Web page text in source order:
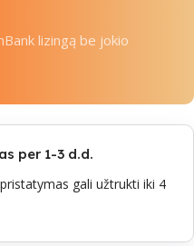
lizingą be jokio
per 1-3 d.d.
gali užtrukti iki 4